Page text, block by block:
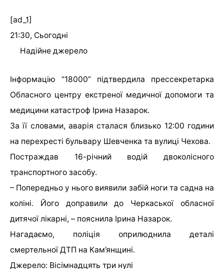
[ad_1]
21:30, Сьогодні
Надійне джерело
Інформацію “18000” підтвердила прессекретарка
Обласного центру екстреної медичної допомоги та
медицини катастроф Ірина Назарок.
За її словами, аварія сталася близько 12:00 години
на перехресті бульвару Шевченка та вулиці Чехова.
Постраждав 16-річний водій двоколісного
транспортного засобу.
– Попередньо у нього виявили забій ноги та садна на
коліні. Його доправили до Черкаської обласної
дитячої лікарні, – пояснила Ірина Назарок.
Нагадаємо, поліція оприлюднила деталі
смертельної ДТП на Кам’янщині.
Джерело: Вісімнадцять три нулі